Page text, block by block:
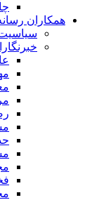
همکاران